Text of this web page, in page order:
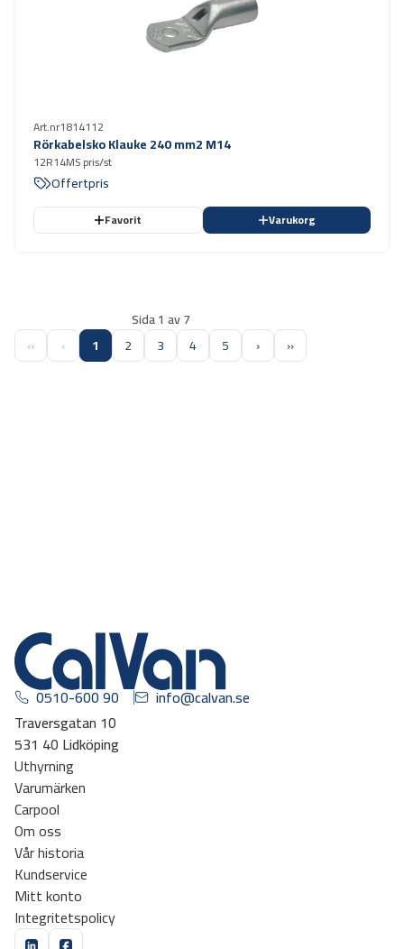
Art.nr1814112
Rörkabelsko Klauke 240 mm2 M14
12R14MS pris/st
Offertpris
Favorit Varukorg
Sida 1 av 7
‹‹
‹ 1 2 3 4 5 › ››
0510-600 90
info@calvan.se
Traversgatan 10
531 40 Lidköping
Uthyrning
Varumärken
Carpool
Om oss
Vår historia
Kundservice
Mitt konto
Integritetspolicy